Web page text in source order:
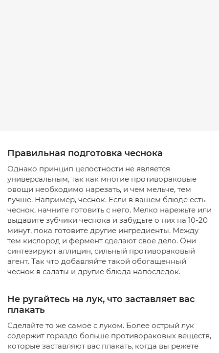
Правильная подготовка чеснока
Однако принцип целостности не является
универсальным, так как многие противораковые
овощи необходимо нарезать, и чем мельче, тем
лучше. Например, чеснок. Если в вашем блюде есть
чеснок, начните готовить с него. Мелко нарежьте или
выдавите зубчики чеснока и забудьте о них на 10-20
минут, пока готовите другие ингредиенты. Между
тем кислород и фермент сделают свое дело. Они
синтезируют аллицин, сильный противораковый
агент. Так что добавляйте такой обогащенный
чеснок в салаты и другие блюда напоследок.
Не ругайтесь на лук, что заставляет вас
плакать
Сделайте то же самое с луком. Более острый лук
содержит гораздо больше противораковых веществ,
которые заставляют вас плакать, когда вы режете